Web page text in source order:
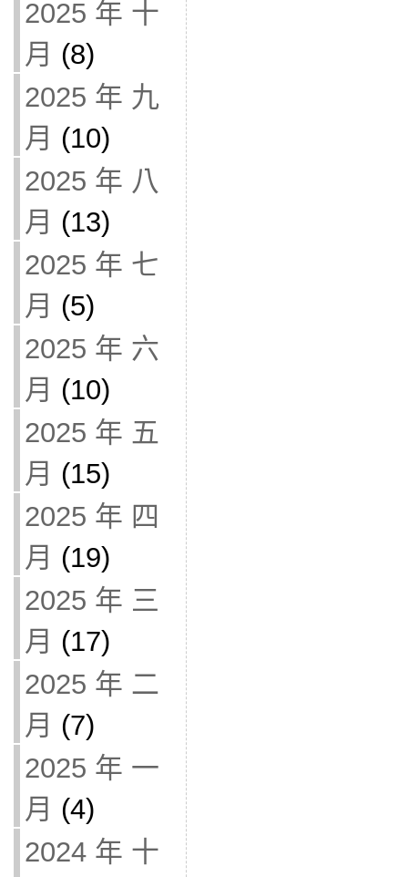
2025 年 十
月 (8)
2025 年 九
月 (10)
2025 年 八
月 (13)
2025 年 七
月 (5)
2025 年 六
月 (10)
2025 年 五
月 (15)
2025 年 四
月 (19)
2025 年 三
月 (17)
2025 年 二
月 (7)
2025 年 一
月 (4)
2024 年 十